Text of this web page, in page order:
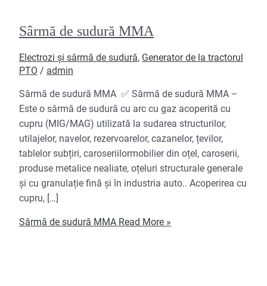
Sârmă de sudură MMA
Electrozi și sârmă de sudură, Generator de la tractorul
PTO / admin
Sârmă de sudură MMA ✅ Sârmă de sudură MMA –
Este o sârmă de sudură cu arc cu gaz acoperită cu
cupru (MIG/MAG) utilizată la sudarea structurilor,
utilajelor, navelor, rezervoarelor, cazanelor, țevilor,
tablelor subțiri, caroseriilormobilier din oțel, caroserii,
produse metalice nealiate, oțeluri structurale generale
și cu granulație fină și în industria auto.. Acoperirea cu
cupru, […]
Sârmă de sudură MMARead More »